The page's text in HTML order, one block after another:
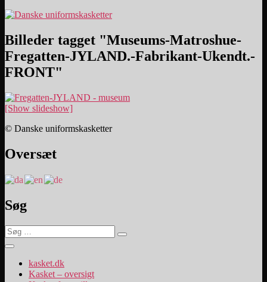
Billeder tagget "Museums-Matroshue-
Fregatten-JYLAND.-Fabrikant-Ukendt.-
FRONT"
[Show slideshow]
© Danske uniformskasketter
Oversæt
Søg
Søg
efter:
Søg
kasket.dk
Kasket – oversigt